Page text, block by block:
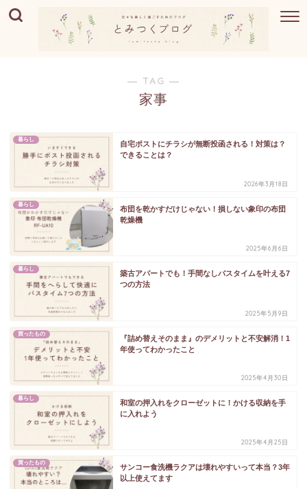
― TAG ―
家事
暮らし
自宅ポストにチラシが無断投函される！対策は？
できることは？
2026年3月18日
暮らし
布団を乾かすだけじゃない！損しない象印の布団
乾燥機
2025年6月6日
暮らし
築古アパートでも！手間なしバスタイムを叶える7
つの方法
2025年5月9日
買ったもの
『詰め替えそのまま』のデメリットと不安解消！1
年使ってわかったこと
2025年4月30日
暮らし
和室の押入れをクローゼットに！かける収納を手
に入れよう
2025年4月25日
買ったもの
サンコー食洗機ラクアは壊れやすいって本当？3年
以上使えてます